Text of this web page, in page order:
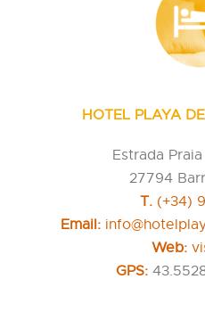
HOTEL PLAYA
Estrada
27794
T. (+34)
Email:
Web:
GPS: